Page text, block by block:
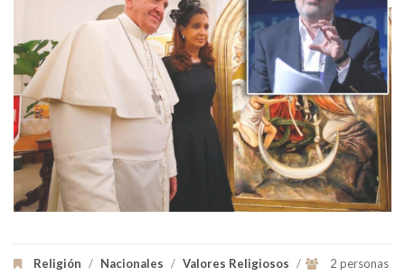
Religión / Nacionales / Valores Religiosos / 2 personas